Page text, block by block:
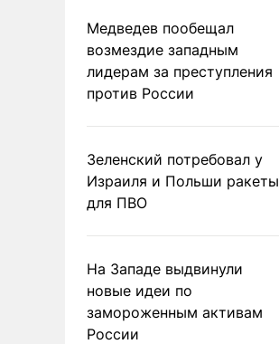
Медведев пообещал
возмездие западным
лидерам за преступления
против России
Зеленский потребовал у
Израиля и Польши ракеты
для ПВО
На Западе выдвинули
новые идеи по
замороженным активам
России